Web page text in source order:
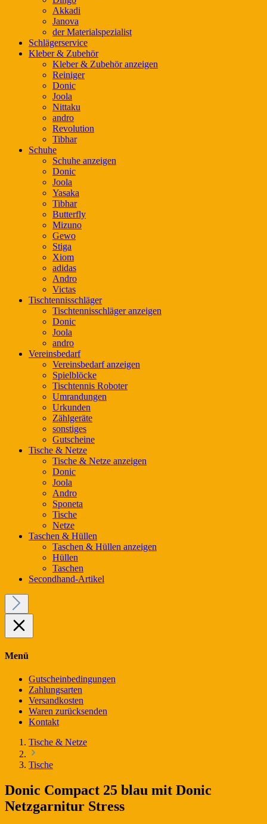
Akkadi
Janova
der Materialspezialist
Schlägerservice
Kleber & Zubehör
Kleber & Zubehör anzeigen
Reiniger
Donic
Joola
Nittaku
andro
Revolution
Tibhar
Schuhe
Schuhe anzeigen
Donic
Joola
Yasaka
Tibhar
Butterfly
Mizuno
Gewo
Stiga
Xiom
adidas
Andro
Victas
Tischtennisschläger
Tischtennisschläger anzeigen
Donic
Joola
andro
Vereinsbedarf
Vereinsbedarf anzeigen
Spielblöcke
Tischtennis Roboter
Umrandungen
Urkunden
Zählgeräte
sonstiges
Gutscheine
Tische & Netze
Tische & Netze anzeigen
Donic
Joola
Andro
Sponeta
Tische
Netze
Taschen & Hüllen
Taschen & Hüllen anzeigen
Hüllen
Taschen
Secondhand-Artikel
Menü
Gutscheinbedingungen
Zahlungsarten
Versandkosten
Waren zurücksenden
Kontakt
Tische & Netze
Tische
Donic Compact 25 blau mit Donic
Netzgarnitur Stress